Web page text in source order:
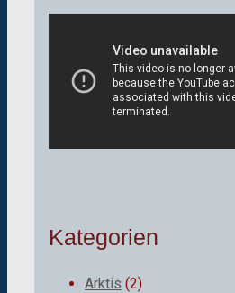
Kategorien
Arktis (2)